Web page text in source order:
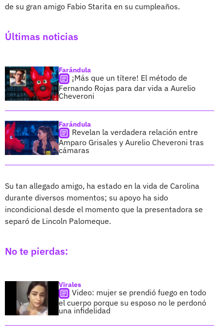
de su gran amigo Fabio Starita en su cumpleaños.
Últimas noticias
Farándula
¡Más que un títere! El método de
Fernando Rojas para dar vida a Aurelio
Cheveroni
Farándula
Revelan la verdadera relación entre
Amparo Grisales y Aurelio Cheveroni tras
cámaras
Su tan allegado amigo, ha estado en la vida de Carolina
durante diversos momentos; su apoyo ha sido
incondicional desde el momento que la presentadora se
separó de Lincoln Palomeque.
No te pierdas:
Virales
Video: mujer se prendió fuego en todo
el cuerpo porque su esposo no le perdonó
una infidelidad